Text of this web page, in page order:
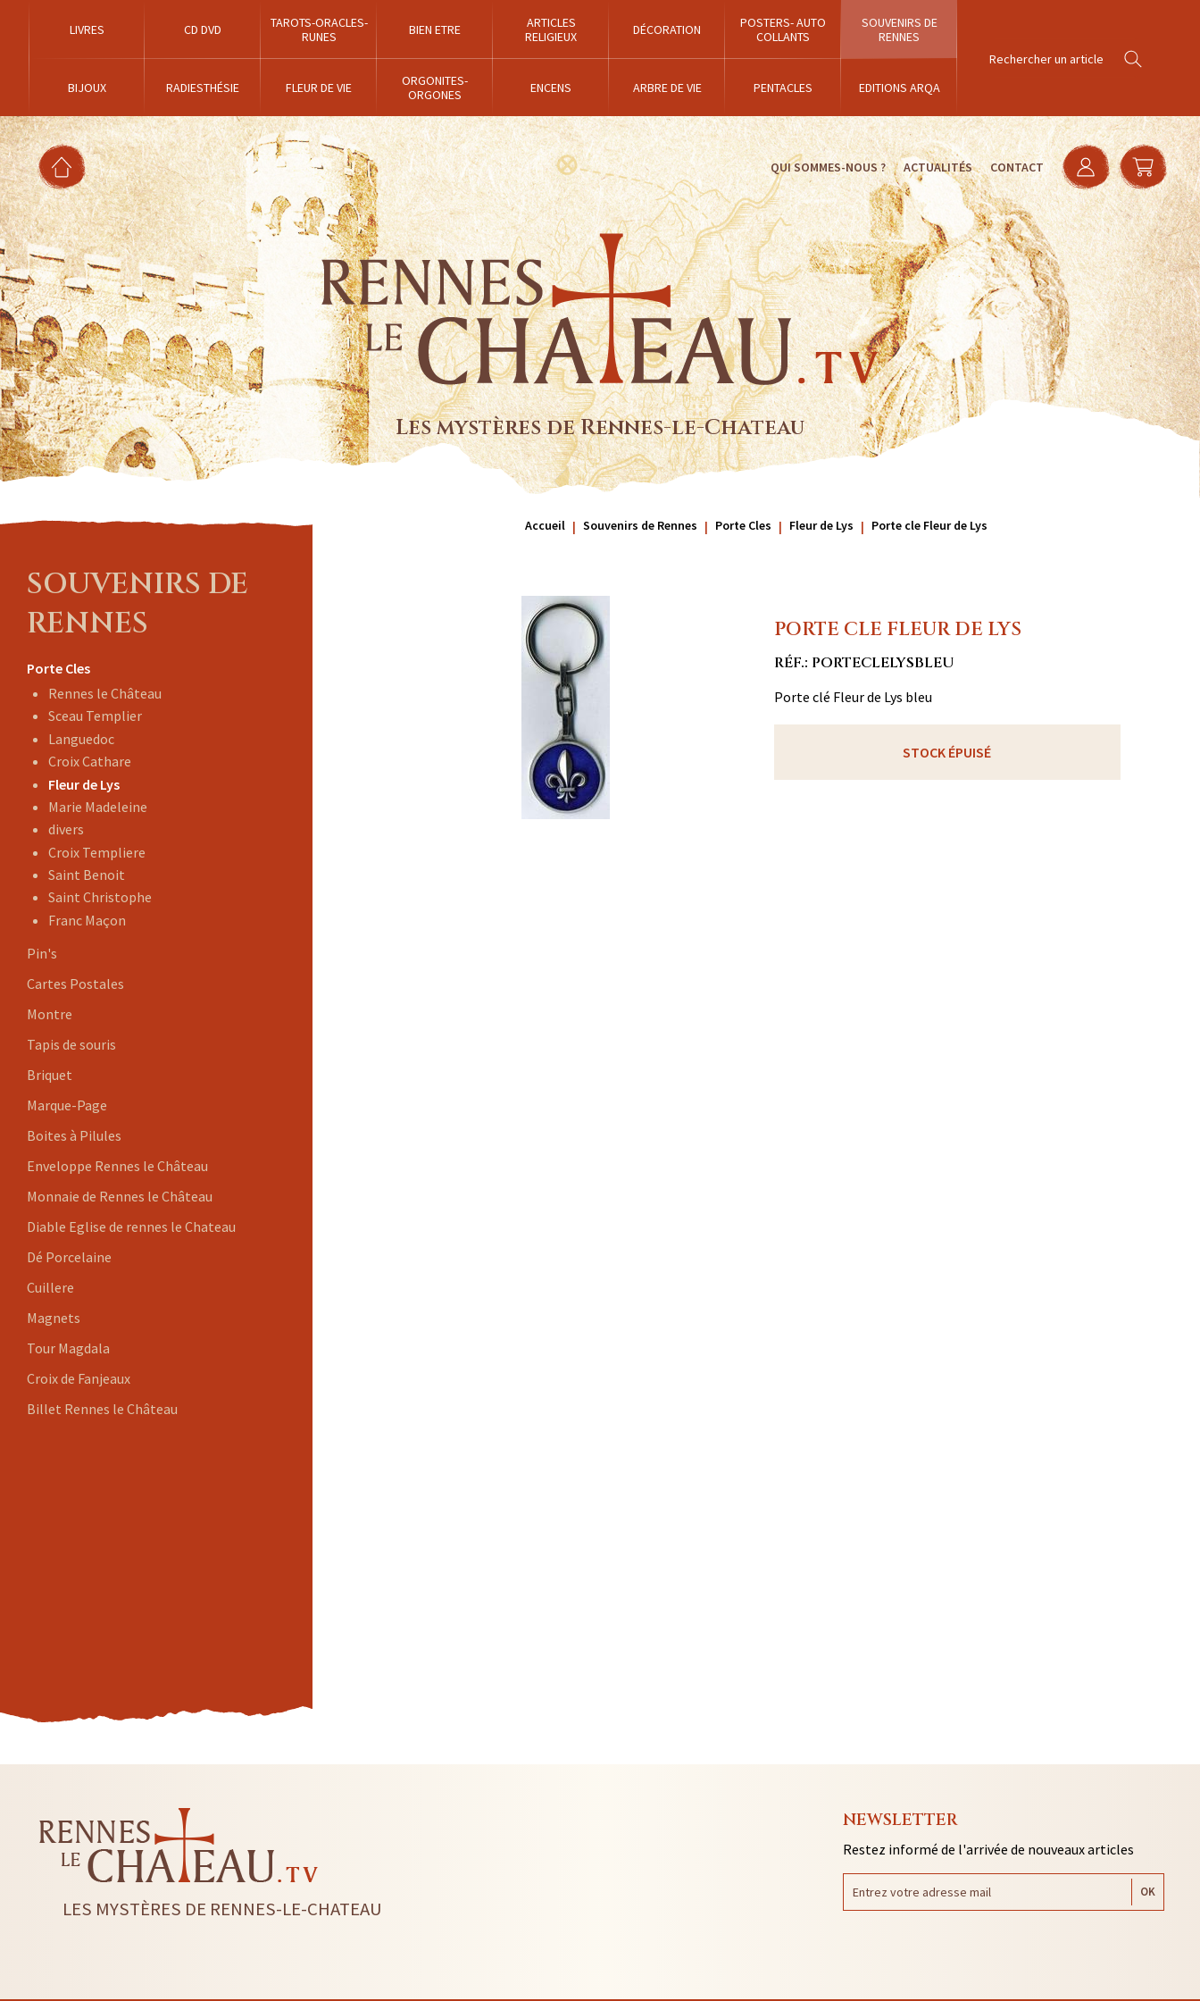
LIVRES CD DVD
TAROTS-ORACLES-
RUNES
BIEN ETRE
ARTICLES
RELIGIEUX
DÉCORATION
POSTERS- AUTO
COLLANTS
SOUVENIRS DE
RENNES
BIJOUX RADIESTHÉSIE FLEUR DE VIE
ORGONITES-
ORGONES
ENCENS ARBRE DE VIE PENTACLES EDITIONS ARQA
QUI SOMMES-NOUS ? ACTUALITÉS CONTACT
Les mystères de Rennes-le-Chateau
SOUVENIRS DE
RENNES
Porte Cles
Rennes le Château
Sceau Templier
Languedoc
Croix Cathare
Fleur de Lys
Marie Madeleine
divers
Croix Templiere
Saint Benoit
Saint Christophe
Franc Maçon
Pin's
Cartes Postales
Montre
Tapis de souris
Briquet
Marque-Page
Boites à Pilules
Enveloppe Rennes le Château
Monnaie de Rennes le Château
Diable Eglise de rennes le Chateau
Dé Porcelaine
Cuillere
Magnets
Tour Magdala
Croix de Fanjeaux
Billet Rennes le Château
Accueil Souvenirs de Rennes Porte Cles Fleur de Lys Porte cle Fleur de Lys
PORTE CLE FLEUR DE LYS
RÉF.: PORTECLELYSBLEU
Porte clé Fleur de Lys bleu
STOCK ÉPUISÉ
LES MYSTÈRES DE RENNES-LE-CHATEAU
NEWSLETTER
Restez informé de l'arrivée de nouveaux articles